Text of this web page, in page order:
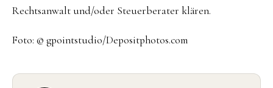
Rechtsanwalt und/oder Steuerberater klären.
Foto: © gpointstudio/Depositphotos.com